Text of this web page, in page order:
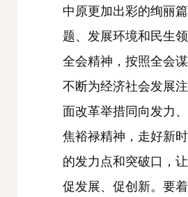
中原更加出彩的绚丽
题、发展环境和民生
全会精神，按照全会
不断为经济社会发展
面改革举措同向发力
焦裕禄精神，走好新
的发力点和突破口，
促发展、促创新。要